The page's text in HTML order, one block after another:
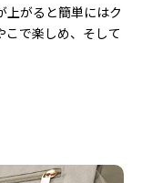
上がると簡単にはク
こで楽しめ、そして